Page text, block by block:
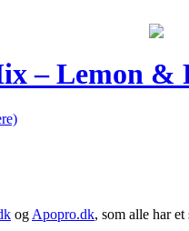
– Lemon &
og Apopro.dk, som alle har